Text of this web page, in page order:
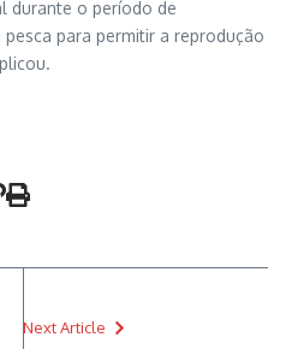
durante o período de
para permitir a reprodução
Next Article